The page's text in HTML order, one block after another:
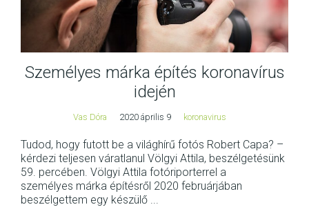
Személyes márka építés koronavírus
idején
Vas Dóra 2020 április 9 koronavirus
Tudod, hogy futott be a világhírű fotós Robert Capa? –
kérdezi teljesen váratlanul Völgyi Attila, beszélgetésünk
59. percében. Völgyi Attila fotóriporterrel a
személyes márka építésről 2020 februárjában
beszélgettem egy készülő ...